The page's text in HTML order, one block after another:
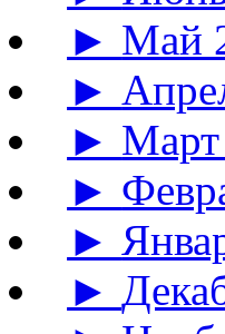
► Май
►
►
►
►
►